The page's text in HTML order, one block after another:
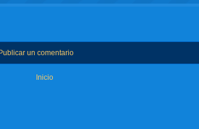
Publicar un comentario
Inicio